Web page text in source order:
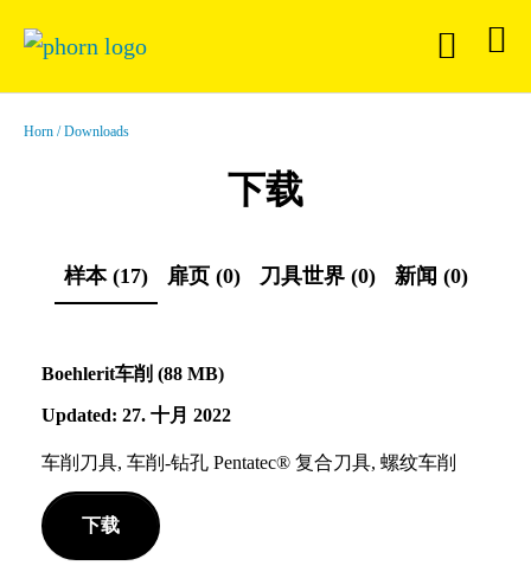
Horn Downloads
下载
样本 (17) 扉页 (0) 刀具世界 (0) 新闻 (0)
Boehlerit车削 (88 MB)
Updated: 27. 十月 2022
车削刀具, 车削-钻孔 Pentatec® 复合刀具, 螺纹车削
下载